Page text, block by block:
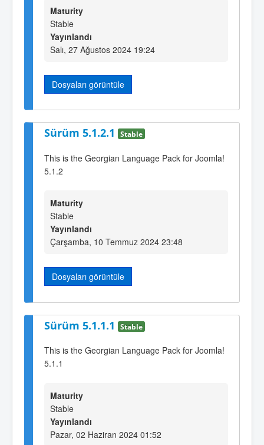
Maturity
Stable
Yayınlandı
Salı, 27 Ağustos 2024 19:24
Dosyaları görüntüle
Sürüm 5.1.2.1 Stable
This is the Georgian Language Pack for Joomla!
5.1.2
Maturity
Stable
Yayınlandı
Çarşamba, 10 Temmuz 2024 23:48
Dosyaları görüntüle
Sürüm 5.1.1.1 Stable
This is the Georgian Language Pack for Joomla!
5.1.1
Maturity
Stable
Yayınlandı
Pazar, 02 Haziran 2024 01:52